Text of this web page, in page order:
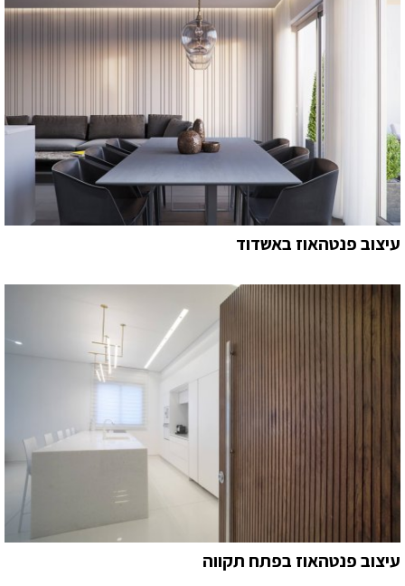
עיצוב פנטהאוז באשדוד
עיצוב פנטהאוז בפתח תקווה